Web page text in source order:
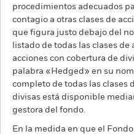
procedimientos adecuados
contagio a otras clases de
que figura justo debajo del
listado de todas las clases
acciones con cobertura de
palabra «Hedged» en su
completo de todas las clases
divisas está disponible
gestora del fondo.
En la medida en que el